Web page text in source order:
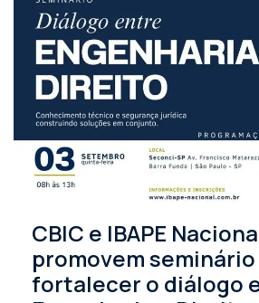
CBIC e IBAPE
promovem
fortalecer o diálogo